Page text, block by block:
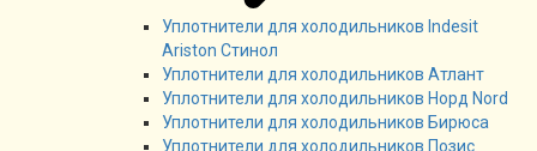
Уплотнители для холодильников Indesit
Ariston Стинол
Уплотнители для холодильников Атлант
Уплотнители для холодильников Норд Nord
Уплотнители для холодильников Бирюса
Уплотнители для холодильников Позис